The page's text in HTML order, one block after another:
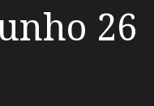
26